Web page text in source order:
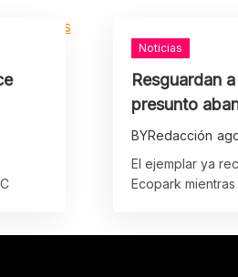
Noticias
Resguardan
presunto
BYRedacción
El ejemplar ya
Ecopark